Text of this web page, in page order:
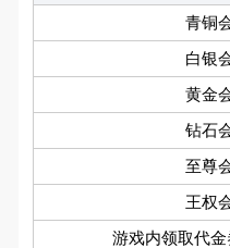
青铜
白银
黄金
钻石
至尊
王权
游戏内领取代